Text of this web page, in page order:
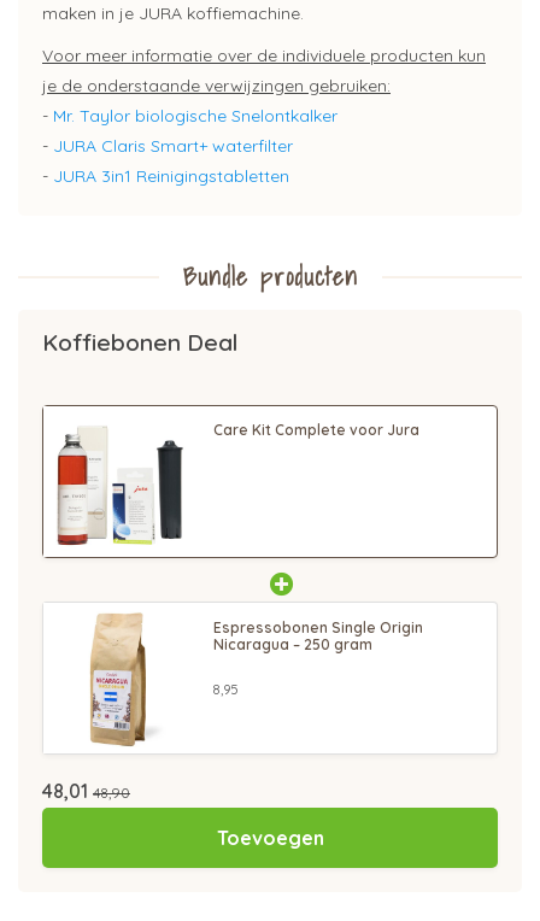
maken in je JURA koffiemachine.
Voor meer informatie over de individuele producten kun
je de onderstaande verwijzingen gebruiken:
- Mr. Taylor biologische Snelontkalker
- JURA Claris Smart+ waterfilter
- JURA 3in1 Reinigingstabletten
Bundle producten
Koffiebonen Deal
Care Kit Complete voor Jura
Espressobonen Single Origin
Nicaragua – 250 gram
8,95
48,01 48,90
Toevoegen